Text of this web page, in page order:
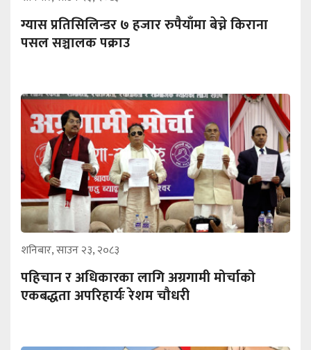
ग्यास प्रतिसिलिन्डर ७ हजार रुपैयाँमा बेच्ने किराना
पसल सञ्चालक पक्राउ
शनिबार, साउन २३, २०८३
पहिचान र अधिकारका लागि अग्रगामी मोर्चाको
एकबद्धता अपरिहार्यः रेशम चौधरी